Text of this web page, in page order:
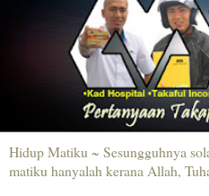
Hidup Matiku ~ Sesungguhnya
matiku hanyalah kerana Allah,